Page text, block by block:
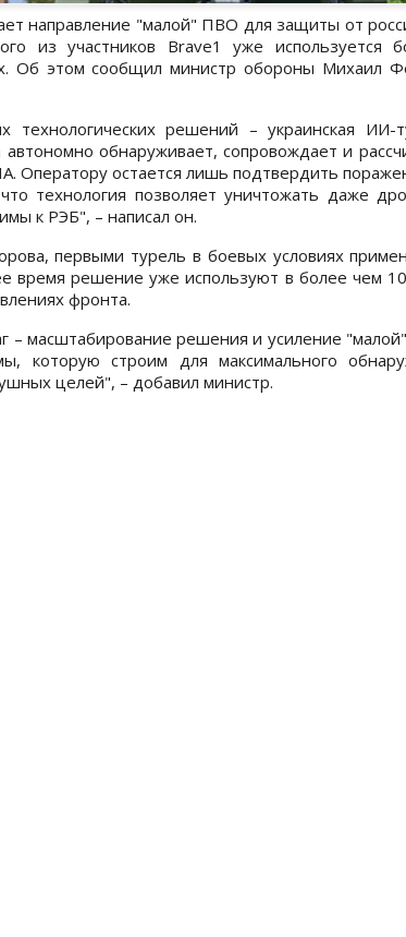
направление "малой" ПВО для защиты от
из участников Brave1 уже используется
Об этом сообщил министр обороны Михаил
решений – украинская ИИ-
автономно обнаруживает, сопровождает и
Оператору остается лишь подтвердить
технология позволяет уничтожать даже
к РЭБ", – написал он.
первыми турель в боевых условиях
время решение уже используют в более чем
фронта.
– масштабирование решения и усиление
которую строим для максимального
целей", – добавил министр.